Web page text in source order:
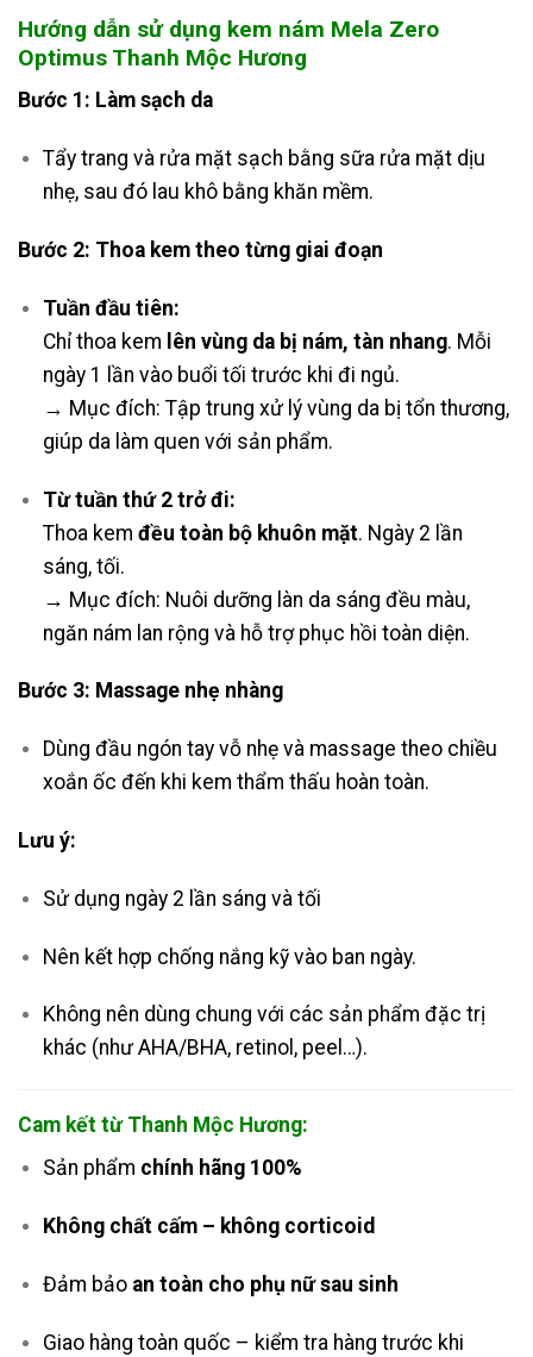
Hướng dẫn sử dụng kem nám Mela Zero
Optimus Thanh Mộc Hương
Bước 1: Làm sạch da
Tẩy trang và rửa mặt sạch bằng sữa rửa mặt dịu
nhẹ, sau đó lau khô bằng khăn mềm.
Bước 2: Thoa kem theo từng giai đoạn
Tuần đầu tiên:
Chỉ thoa kem lên vùng da bị nám, tàn nhang. Mỗi
ngày 1 lần vào buổi tối trước khi đi ngủ.
→ Mục đích: Tập trung xử lý vùng da bị tổn thương,
giúp da làm quen với sản phẩm.
Từ tuần thứ 2 trở đi:
Thoa kem đều toàn bộ khuôn mặt. Ngày 2 lần
sáng, tối.
→ Mục đích: Nuôi dưỡng làn da sáng đều màu,
ngăn nám lan rộng và hỗ trợ phục hồi toàn diện.
Bước 3: Massage nhẹ nhàng
Dùng đầu ngón tay vỗ nhẹ và massage theo chiều
xoắn ốc đến khi kem thẩm thấu hoàn toàn.
Lưu ý:
Sử dụng ngày 2 lần sáng và tối
Nên kết hợp chống nắng kỹ vào ban ngày.
Không nên dùng chung với các sản phẩm đặc trị
khác (như AHA/BHA, retinol, peel…).
Cam kết từ Thanh Mộc Hương:
Sản phẩm chính hãng 100%
Không chất cấm – không corticoid
Đảm bảo an toàn cho phụ nữ sau sinh
Giao hàng toàn quốc – kiểm tra hàng trước khi